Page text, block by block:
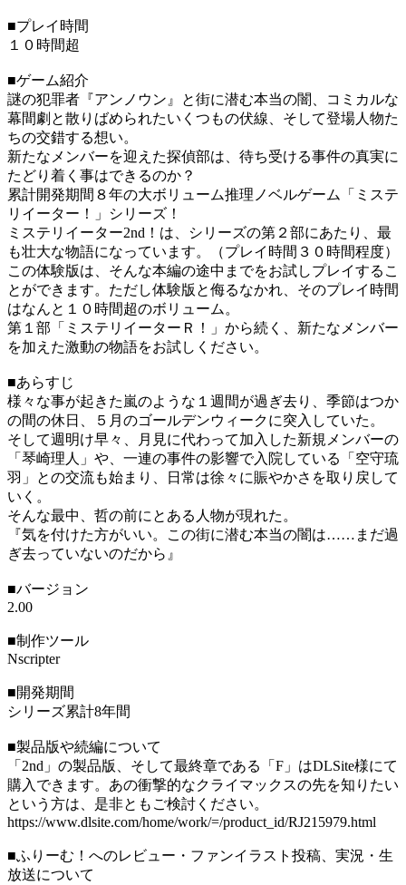
■プレイ時間
１０時間超
■ゲーム紹介
謎の犯罪者『アンノウン』と街に潜む本当の闇、コミカルな
幕間劇と散りばめられたいくつもの伏線、そして登場人物た
ちの交錯する想い。
新たなメンバーを迎えた探偵部は、待ち受ける事件の真実に
たどり着く事はできるのか？
累計開発期間８年の大ボリューム推理ノベルゲーム「ミステ
リイーター！」シリーズ！
ミステリイーター2nd！は、シリーズの第２部にあたり、最
も壮大な物語になっています。（プレイ時間３０時間程度）
この体験版は、そんな本編の途中までをお試しプレイするこ
とができます。ただし体験版と侮るなかれ、そのプレイ時間
はなんと１０時間超のボリューム。
第１部「ミステリイーターＲ！」から続く、新たなメンバー
を加えた激動の物語をお試しください。
■あらすじ
様々な事が起きた嵐のような１週間が過ぎ去り、季節はつか
の間の休日、５月のゴールデンウィークに突入していた。
そして週明け早々、月見に代わって加入した新規メンバーの
「琴崎理人」や、一連の事件の影響で入院している「空守琉
羽」との交流も始まり、日常は徐々に賑やかさを取り戻して
いく。
そんな最中、哲の前にとある人物が現れた。
『気を付けた方がいい。この街に潜む本当の闇は……まだ過
ぎ去っていないのだから』
■バージョン
2.00
■制作ツール
Nscripter
■開発期間
シリーズ累計8年間
■製品版や続編について
「2nd」の製品版、そして最終章である「F」はDLSite様にて
購入できます。あの衝撃的なクライマックスの先を知りたい
という方は、是非ともご検討ください。
https://www.dlsite.com/home/work/=/product_id/RJ215979.html
■ふりーむ！へのレビュー・ファンイラスト投稿、実況・生
放送について